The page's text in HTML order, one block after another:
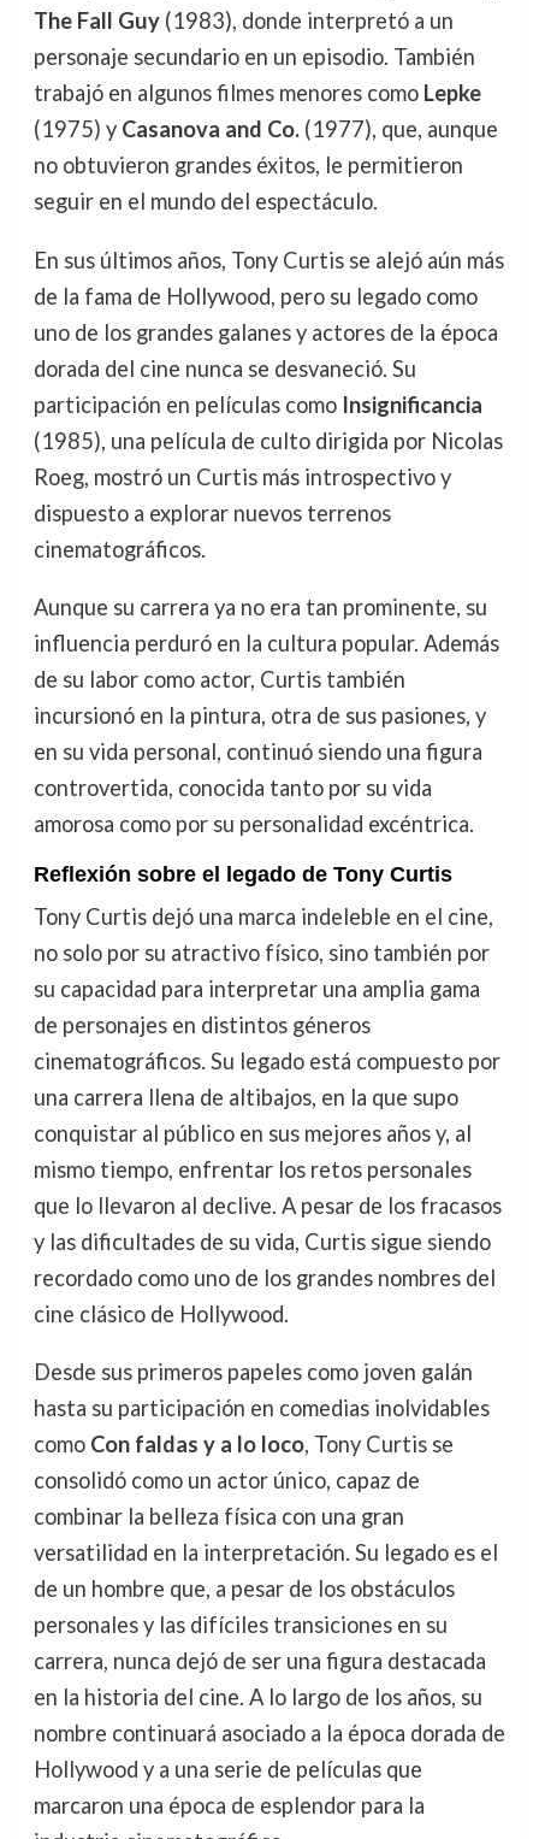
The Fall Guy(1983), donde interpretó a un
personaje secundario en un episodio. También
trabajó en algunos filmes menores como Lepke
(1975) y Casanova and Co.(1977), que, aunque
no obtuvieron grandes éxitos, le permitieron
seguir en el mundo del espectáculo.
En sus últimos años, Tony Curtis se alejó aún más
de la fama de Hollywood, pero su legado como
uno de los grandes galanes y actores de la época
dorada del cine nunca se desvaneció. Su
participación en películas como Insignificancia
(1985), una película de culto dirigida por Nicolas
Roeg, mostró un Curtis más introspectivo y
dispuesto a explorar nuevos terrenos
cinematográficos.
Aunque su carrera ya no era tan prominente, su
influencia perduró en la cultura popular. Además
de su labor como actor, Curtis también
incursionó en la pintura, otra de sus pasiones, y
en su vida personal, continuó siendo una figura
controvertida, conocida tanto por su vida
amorosa como por su personalidad excéntrica.
Reflexión sobre el legado de Tony Curtis
Tony Curtis dejó una marca indeleble en el cine,
no solo por su atractivo físico, sino también por
su capacidad para interpretar una amplia gama
de personajes en distintos géneros
cinematográficos. Su legado está compuesto por
una carrera llena de altibajos, en la que supo
conquistar al público en sus mejores años y, al
mismo tiempo, enfrentar los retos personales
que lo llevaron al declive. A pesar de los fracasos
y las dificultades de su vida, Curtis sigue siendo
recordado como uno de los grandes nombres del
cine clásico de Hollywood.
Desde sus primeros papeles como joven galán
hasta su participación en comedias inolvidables
como Con faldas y a lo loco, Tony Curtis se
consolidó como un actor único, capaz de
combinar la belleza física con una gran
versatilidad en la interpretación. Su legado es el
de un hombre que, a pesar de los obstáculos
personales y las difíciles transiciones en su
carrera, nunca dejó de ser una figura destacada
en la historia del cine. A lo largo de los años, su
nombre continuará asociado a la época dorada de
Hollywood y a una serie de películas que
marcaron una época de esplendor para la